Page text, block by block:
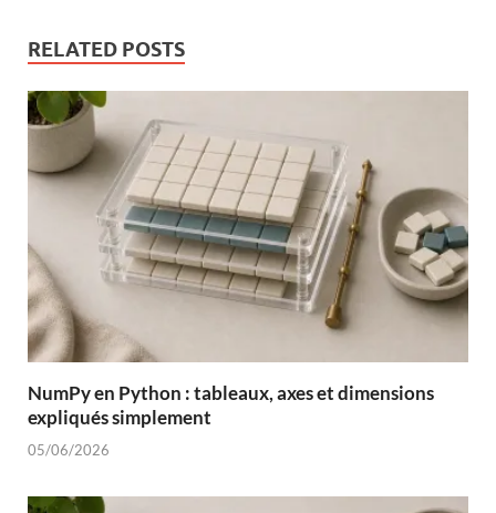
RELATED POSTS
NumPy en Python : tableaux, axes et dimensions
expliqués simplement
05/06/2026